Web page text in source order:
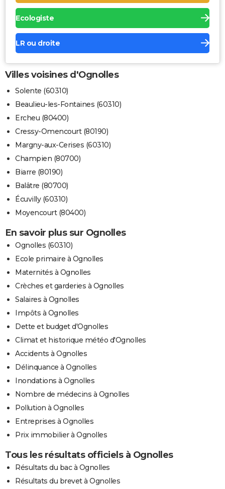
Ecologiste
LR ou droite
Villes voisines d'Ognolles
Solente (60310)
Beaulieu-les-Fontaines (60310)
Ercheu (80400)
Cressy-Omencourt (80190)
Margny-aux-Cerises (60310)
Champien (80700)
Biarre (80190)
Balâtre (80700)
Écuvilly (60310)
Moyencourt (80400)
En savoir plus sur Ognolles
Ognolles (60310)
Ecole primaire à Ognolles
Maternités à Ognolles
Crèches et garderies à Ognolles
Salaires à Ognolles
Impôts à Ognolles
Dette et budget d'Ognolles
Climat et historique météo d'Ognolles
Accidents à Ognolles
Délinquance à Ognolles
Inondations à Ognolles
Nombre de médecins à Ognolles
Pollution à Ognolles
Entreprises à Ognolles
Prix immobilier à Ognolles
Tous les résultats officiels à Ognolles
Résultats du bac à Ognolles
Résultats du brevet à Ognolles